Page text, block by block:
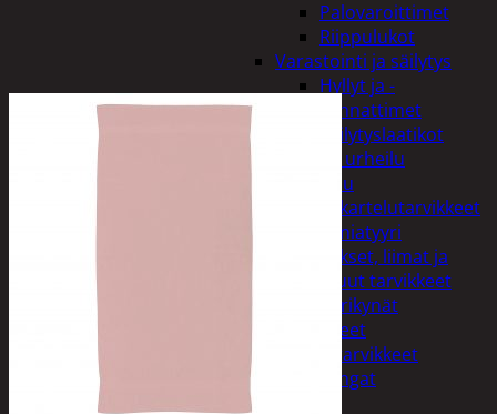
Palovaroittimet
Riippulukot
Varastointi ja säilytys
Hyllyt ja -
kannattimet
Säilytyslaatikot
Vapaa-aika ja urheilu
Askartelu
Askartelutarvikkeet
Miniatyyri
Sakset, liimat ja
muut tarvikkeet
Värikynät
Harrasteet
Käsityötarvikkeet
Langat